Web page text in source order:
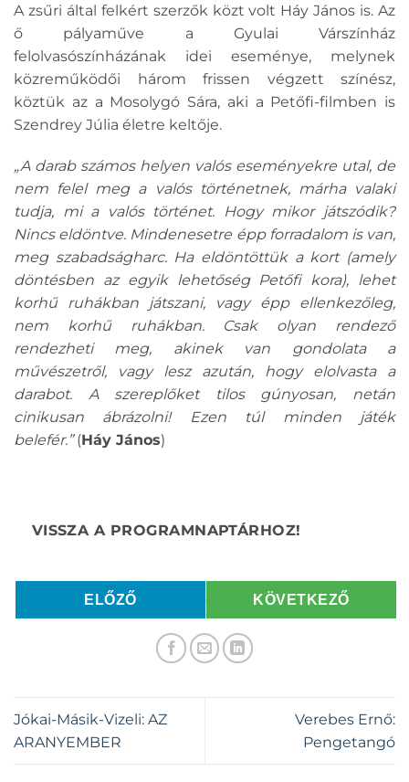
A zsűri által felkért szerzők közt volt Háy János is. Az
ő pályaműve a Gyulai Várszínház
felolvasószínházának idei eseménye, melynek
közreműködői három frissen végzett színész,
köztük az a Mosolygó Sára, aki a Petőfi-filmben is
Szendrey Júlia életre keltője.
„A darab számos helyen valós eseményekre utal, de
nem felel meg a valós történetnek, márha valaki
tudja, mi a valós történet. Hogy mikor játszódik?
Nincs eldöntve. Mindenesetre épp forradalom is van,
meg szabadságharc. Ha eldöntöttük a kort (amely
döntésben az egyik lehetőség Petőfi kora), lehet
korhű ruhákban játszani, vagy épp ellenkezőleg,
nem korhű ruhákban. Csak olyan rendező
rendezheti meg, akinek van gondolata a
művészetről, vagy lesz azután, hogy elolvasta a
darabot. A szereplőket tilos gúnyosan, netán
cinikusan ábrázolni! Ezen túl minden játék
belefér.”(Háy János)
ELŐZŐ KÖVETKEZŐ
Jókai-Másik-Vizeli: AZ
ARANYEMBER
Verebes Ernő:
Pengetangó